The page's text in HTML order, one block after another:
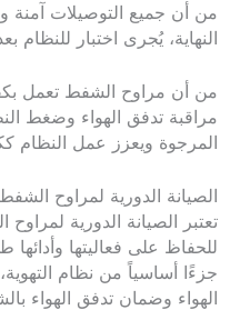
من أن جميع التوصيلات
النهاية، يُجرى اختبار للنظام
من أن مراوح الشفط تعمل
مراقبة تدفق الهواء وضغط
المرجوة ويعزز عمل النظام
الصيانة الدورية لمراوح الشفط
تعتبر الصيانة الدورية لمراوح
للحفاظ على فعاليتها وأدائها
جزءًا أساسياً من نظام
الهواء وضمان تدفق الهواء